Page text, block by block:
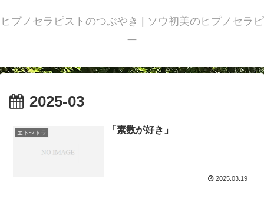
ヒプノセラピストのつぶやき | ソウ初美のヒプノセラピ
ー
2025-03
エトセトラ 「素数が好き」
2025.03.19